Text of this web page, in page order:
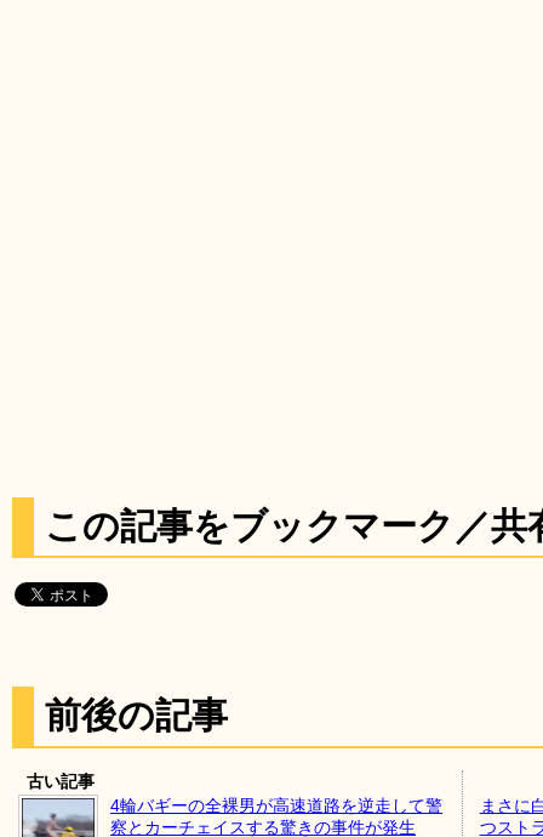
この記事をブックマーク／共
前後の記事
古い記事
4輪バギーの全裸男が高速道路を逆走して警
察とカーチェイスする驚きの事件が発生
まさに
つスト